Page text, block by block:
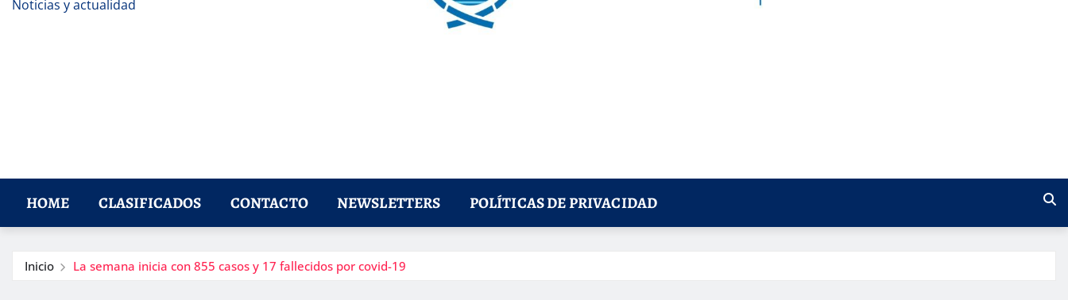
Noticias y actualidad
HOME CLASIFICADOS CONTACTO NEWSLETTERS POLÍTICAS DE PRIVACIDAD
Inicio La semana inicia con 855 casos y 17 fallecidos por covid-19